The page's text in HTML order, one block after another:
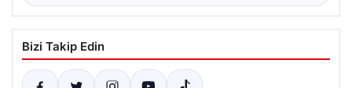
Bizi Takip Edin